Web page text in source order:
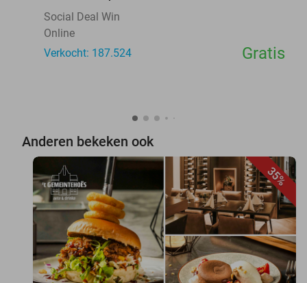
Social Deal Win
Online
Verkocht: 187.524
Gratis
Anderen bekeken ook
35%